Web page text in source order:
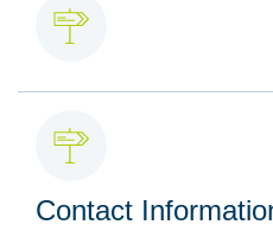
Contact